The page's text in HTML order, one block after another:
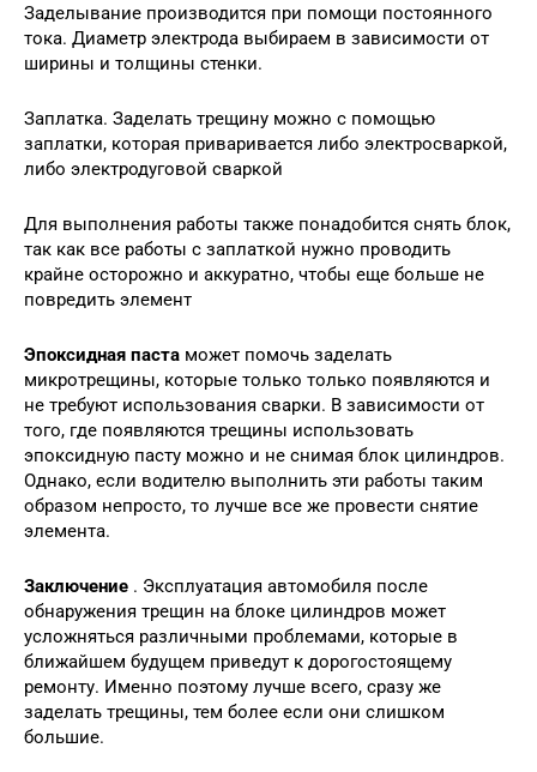
Заделывание производится при помощи постоянного
тока. Диаметр электрода выбираем в зависимости от
ширины и толщины стенки.
Заплатка. Заделать трещину можно с помощью
заплатки, которая приваривается либо электросваркой,
либо электродуговой сваркой
Для выполнения работы также понадобится снять блок,
так как все работы с заплаткой нужно проводить
крайне осторожно и аккуратно, чтобы еще больше не
повредить элемент
Эпоксидная паста может помочь заделать
микротрещины, которые только только появляются и
не требуют использования сварки. В зависимости от
того, где появляются трещины использовать
эпоксидную пасту можно и не снимая блок цилиндров.
Однако, если водителю выполнить эти работы таким
образом непросто, то лучше все же провести снятие
элемента.
Заключение . Эксплуатация автомобиля после
обнаружения трещин на блоке цилиндров может
усложняться различными проблемами, которые в
ближайшем будущем приведут к дорогостоящему
ремонту. Именно поэтому лучше всего, сразу же
заделать трещины, тем более если они слишком
большие.